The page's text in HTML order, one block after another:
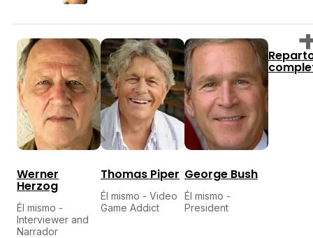
Werner
Herzog
Él mismo -
Interviewer and
Narrador
Thomas Piper
Él mismo - Video
Game Addict
George Bush
Él mismo -
President